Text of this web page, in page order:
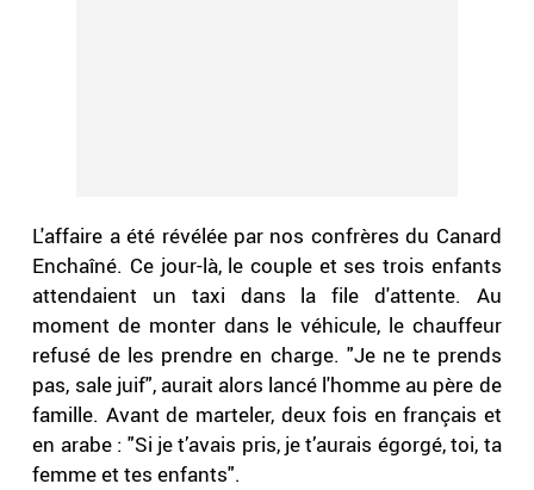
L'affaire a été révélée par nos confrères du Canard
Enchaîné. Ce jour-là, le couple et ses trois enfants
attendaient un taxi dans la file d'attente. Au
moment de monter dans le véhicule, le chauffeur
refusé de les prendre en charge. "Je ne te prends
pas, sale juif", aurait alors lancé l'homme au père de
famille. Avant de marteler, deux fois en français et
en arabe : "Si je t’avais pris, je t’aurais égorgé, toi, ta
femme et tes enfants".